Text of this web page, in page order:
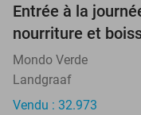
Entrée à la
nourriture et
Mondo Verde
Landgraaf
Vendu : 32.973